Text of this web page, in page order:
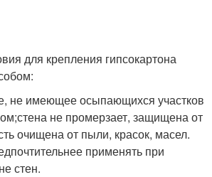
для крепления гипсокартона
не имеющее осыпающихся участков
не промерзает, защищена от
очищена от пыли, красок, масел.
применять при
стен.